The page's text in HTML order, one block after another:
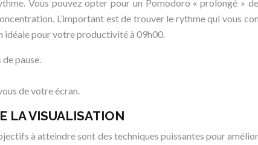
Vous pouvez opter pour un Pomodoro « prolongé »
L’important est de trouver le rythme qui vous
idéale pour votre productivité à 09h00.
pause.
de votre écran.
LA VISUALISATION
à atteindre sont des techniques puissantes pour